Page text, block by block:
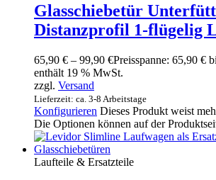
Glasschiebetür
Distanzprofil 1-flügelig
65,90 € – 99,90 €Preisspanne: 65,90 €
enthält 19 % MwSt.
zzgl. Versand
Lieferzeit: ca. 3-8 Arbeitstage
Konfigurieren Dieses Produkt weist
Die Optionen können auf der
Laufteile & Ersatzteile